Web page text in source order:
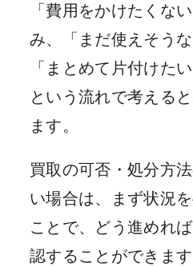
「費用をかけたくな
み、「まだ使えそう
「まとめて片付けた
という流れで考える
ます。
買取の可否・処分方
い場合は、まず状況
ことで、どう進めれ
認することができます